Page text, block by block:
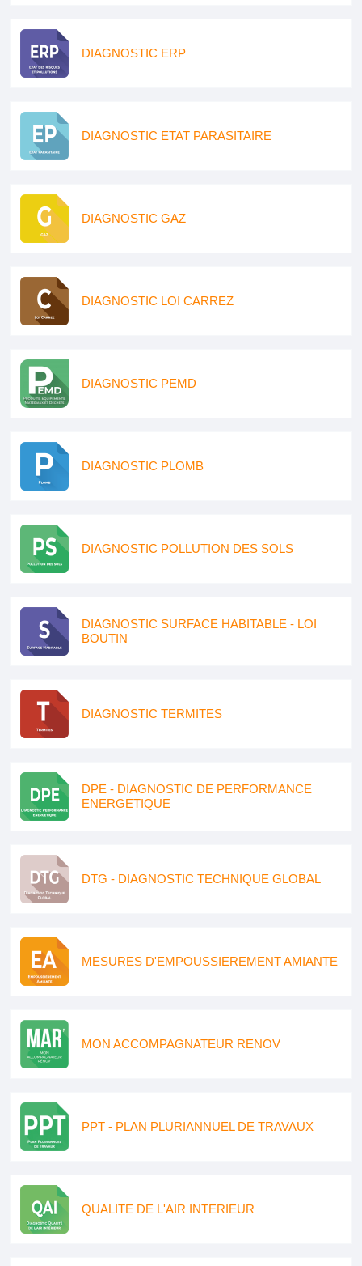
DIAGNOSTIC ERP
DIAGNOSTIC ETAT PARASITAIRE
DIAGNOSTIC GAZ
DIAGNOSTIC LOI CARREZ
DIAGNOSTIC PEMD
DIAGNOSTIC PLOMB
DIAGNOSTIC POLLUTION DES SOLS
DIAGNOSTIC SURFACE HABITABLE - LOI
BOUTIN
DIAGNOSTIC TERMITES
DPE - DIAGNOSTIC DE PERFORMANCE
ENERGETIQUE
DTG - DIAGNOSTIC TECHNIQUE GLOBAL
MESURES D'EMPOUSSIEREMENT AMIANTE
MON ACCOMPAGNATEUR RENOV
PPT - PLAN PLURIANNUEL DE TRAVAUX
QUALITE DE L'AIR INTERIEUR